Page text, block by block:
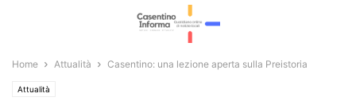
Home Attualità Casentino: una lezione aperta sulla Preistoria
Attualità